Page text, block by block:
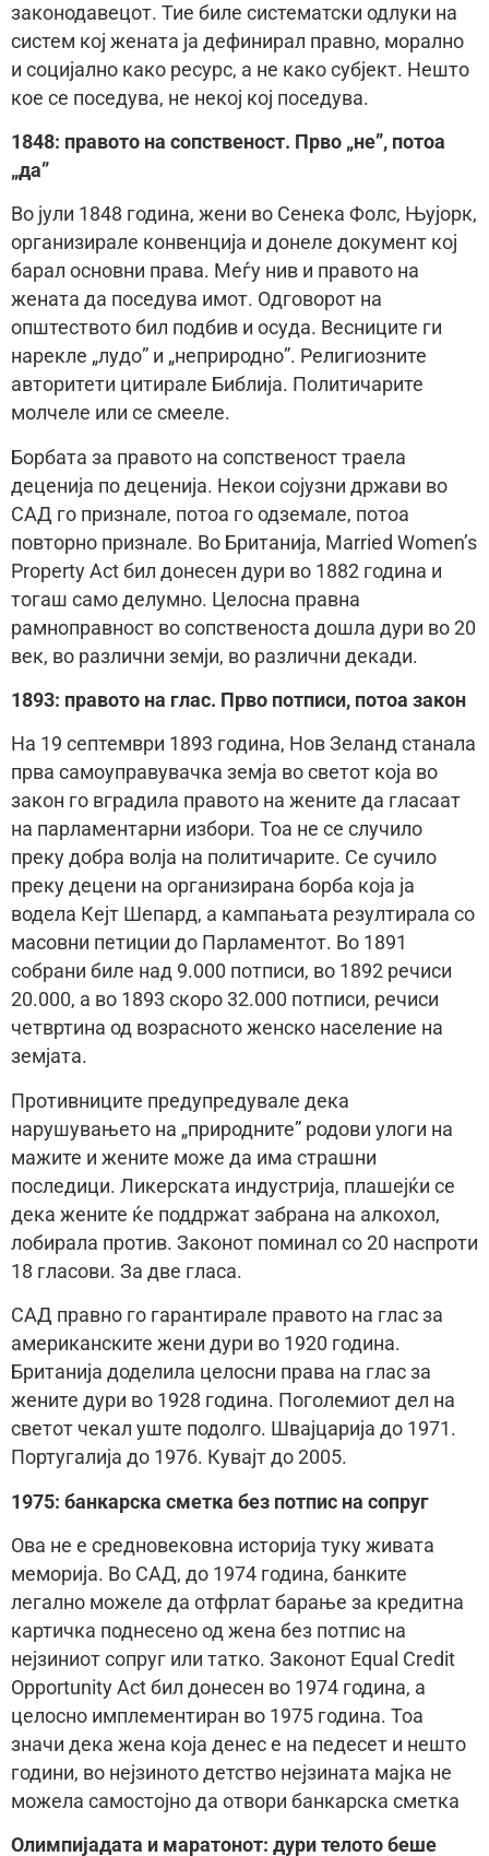
законодавецот. Тие биле систематски одлуки на
систем кој жената ја дефинирал правно, морално
и социјално како ресурс, а не како субjект. Нешто
кое се поседува, не некој кој поседува.
1848: правото на сопственост. Прво „не”, потоа
„да”
Во јули 1848 година, жени во Сенека Фолс, Њујорк,
организирале конвенција и донеле документ кој
барал основни права. Меѓу нив и правото на
жената да поседува имот. Одговорот на
општеството бил подбив и осуда. Весниците ги
нарекле „лудо” и „неприродно”. Религиозните
авторитети цитирале Библија. Политичарите
молчеле или се смееле.
Борбата за правото на сопственост траела
деценија по деценија. Некои сојузни држави во
САД го признале, потоа го одземале, потоа
повторно признале. Во Британија, Married Women’s
Property Act бил донесен дури во 1882 година и
тогаш само делумно. Целосна правна
рамноправност во сопственоста дошла дури во 20
век, во различни земји, во различни декади.
1893: правото на глас. Прво потписи, потоа закон
На 19 септември 1893 година, Нов Зеланд станала
прва самоуправувачка земја во светот која во
закон го вградила правото на жените да гласаат
на парламентарни избори. Тоа не се случило
преку добра волја на политичарите. Се сучило
преку децени на организирана борба која ја
водела Кejт Шепард, а кампањата резултирала со
масовни петиции до Парламентот. Во 1891
собрани биле над 9.000 потписи, во 1892 речиси
20.000, а во 1893 скоро 32.000 потписи, речиси
четвртина од возрасното женско население на
земjата.
Противниците предупредувале дека
нарушувањето на „природните” родови улоги на
мажите и жените може да има страшни
последици. Ликерската индустриjа, плашejќи се
дека жените ќе поддржат забрана на алкохол,
лобирала против. Законот поминал со 20 наспроти
18 гласови. За две гласа.
САД правно го гарантирале правото на глас за
американските жени дури во 1920 година.
Британија доделила целосни права на глас за
жените дури во 1928 година. Поголемиот дел на
светот чекал уште подолго. Швајцарија до 1971.
Португалија до 1976. Кувajт до 2005.
1975: банкарска сметка без потпис на сопруг
Ова не е средновековна историja туку живата
меморија. Во САД, до 1974 година, банките
легално можеле да отфрлат барање за кредитна
картичка поднесено од жена без потпис на
нejзиниот сопруг или татко. Законот Equal Credit
Opportunity Act бил донесен во 1974 година, а
целосно имплементиран во 1975 година. Тоа
значи дека жена која денес е на педесет и нешто
години, во нejзиното детство нejзината маjка не
можела самостоjно да отвори банкарска сметка
Олимпиjадата и маратонот: дури телото беше